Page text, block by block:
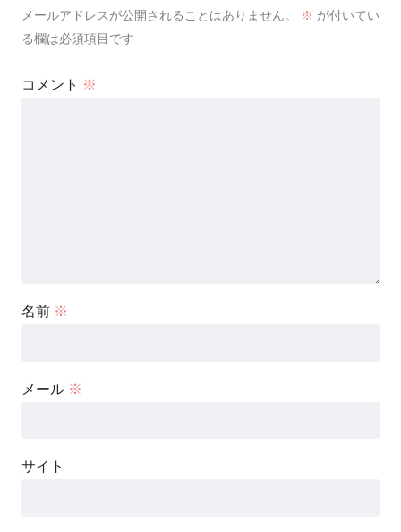
メールアドレスが公開されることはありません。 ※ が付いてい
る欄は必須項目です
コメント ※
名前 ※
メール ※
サイト